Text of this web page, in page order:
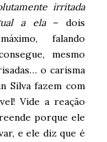
irritada
a ela– dois
falando
mesmo
o carisma
Silva fazem com
Vide a reação
porque ele
e ele diz que é